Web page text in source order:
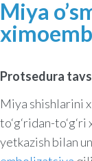
Miya
Protsedura
Miya shishlarini
to‘g‘ridan-
yetkazish bilan